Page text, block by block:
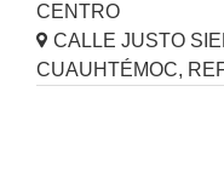
CENTRO
CALLE JUSTO
CUAUHTÉMOC,